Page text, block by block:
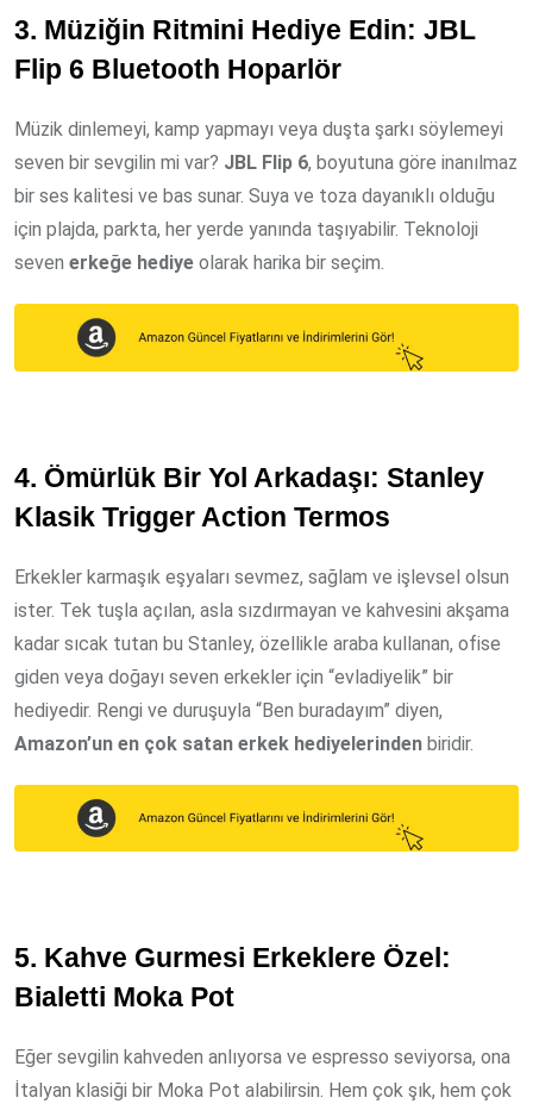
3. Müziğin Ritmini Hediye Edin: JBL
Flip 6 Bluetooth Hoparlör
Müzik dinlemeyi, kamp yapmayı veya duşta şarkı söylemeyi
seven bir sevgilin mi var? JBL Flip 6, boyutuna göre inanılmaz
bir ses kalitesi ve bas sunar. Suya ve toza dayanıklı olduğu
için plajda, parkta, her yerde yanında taşıyabilir. Teknoloji
seven erkeğe hediye olarak harika bir seçim.
4. Ömürlük Bir Yol Arkadaşı: Stanley
Klasik Trigger Action Termos
Erkekler karmaşık eşyaları sevmez, sağlam ve işlevsel olsun
ister. Tek tuşla açılan, asla sızdırmayan ve kahvesini akşama
kadar sıcak tutan bu Stanley, özellikle araba kullanan, ofise
giden veya doğayı seven erkekler için “evladiyelik” bir
hediyedir. Rengi ve duruşuyla “Ben buradayım” diyen,
Amazon’un en çok satan erkek hediyelerinden biridir.
5. Kahve Gurmesi Erkeklere Özel:
Bialetti Moka Pot
Eğer sevgilin kahveden anlıyorsa ve espresso seviyorsa, ona
İtalyan klasiği bir Moka Pot alabilirsin. Hem çok şık, hem çok